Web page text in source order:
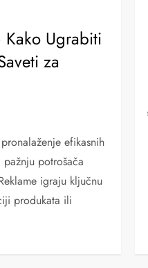
Ugrabiti
za
efikasnih
potrošača
igraju ključnu
produkata ili